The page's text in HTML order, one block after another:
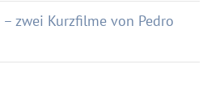
zwei Kurzfilme von Pedro